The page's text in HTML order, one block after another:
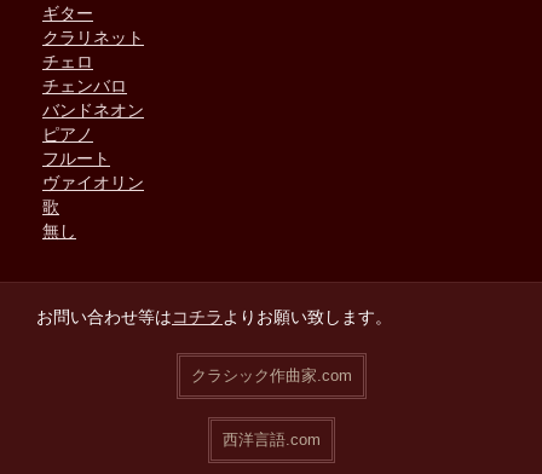
ギター
クラリネット
チェロ
チェンバロ
バンドネオン
ピアノ
フルート
ヴァイオリン
歌
無し
お問い合わせ等はコチラ よりお願い致します。
クラシック作曲家.com
西洋言語.com